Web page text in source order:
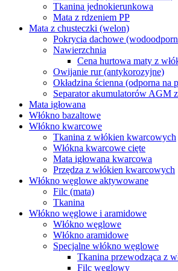
Tkanina jednokierunkowa
Mata z rdzeniem PP
Mata z chusteczki (welon)
Pokrycia dachowe
Nawierzchnia
Cena hurtowa maty z
Owijanie rur (antykorozyjne)
Okładzina ścienna (odporna na
Separator akumulatorów AGM
Mata igłowana
Włókno bazaltowe
Włókno kwarcowe
Tkanina z włókien kwarcowych
Włókna kwarcowe cięte
Mata igłowana kwarcowa
Przędza z włókien kwarcowych
Włókno węglowe aktywowane
Filc (mata)
Tkanina
Włókno węglowe i aramidowe
Włókno węglowe
Włókno aramidowe
Specjalne włókno węglowe
Tkanina przewodząca z
Filc węglowy